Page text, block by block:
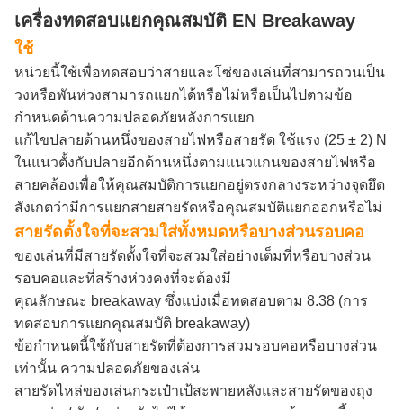
เครื่องทดสอบแยกคุณสมบัติ EN Breakaway
ใช้
หน่วยนี้ใช้เพื่อทดสอบว่าสายและโซ่ของเล่นที่สามารถวนเป็น
วงหรือพันห่วงสามารถแยกได้หรือไม่หรือเป็นไปตามข้อ
กำหนดด้านความปลอดภัยหลังการแยก
แก้ไขปลายด้านหนึ่งของสายไฟหรือสายรัด ใช้แรง (25 ± 2) N
ในแนวตั้งกับปลายอีกด้านหนึ่งตามแนวแกนของสายไฟหรือ
สายคล้องเพื่อให้คุณสมบัติการแยกอยู่ตรงกลางระหว่างจุดยึด
สังเกตว่ามีการแยกสายสายรัดหรือคุณสมบัติแยกออกหรือไม่
สายรัดตั้งใจที่จะสวมใส่ทั้งหมดหรือบางส่วนรอบคอ
ของเล่นที่มีสายรัดตั้งใจที่จะสวมใส่อย่างเต็มที่หรือบางส่วน
รอบคอและที่สร้างห่วงคงที่จะต้องมี
คุณลักษณะ breakaway ซึ่งแบ่งเมื่อทดสอบตาม 8.38 (การ
ทดสอบการแยกคุณสมบัติ breakaway)
ข้อกำหนดนี้ใช้กับสายรัดที่ต้องการสวมรอบคอหรือบางส่วน
เท่านั้น ความปลอดภัยของเล่น
สายรัดไหล่ของเล่นกระเป๋าเป้สะพายหลังและสายรัดของถุง